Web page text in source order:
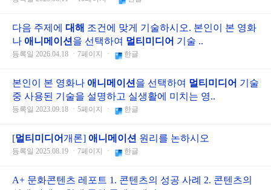
다음 주제에 대해 조건에 맞게 기술하시오. 본인이 본 영화
나 애니메이션 을 선택하여 멀티미디어 기술 ..
등록일 2026.04.18 ㆍ7페이지 ㆍ 한글
본인이 본 영화나 애니메이션 을 선택하여 멀티미디어 기술
중 사용된 기술을 설명하고 실생활에 미치는 영..
등록일 2023.09.18 ㆍ5페이지 ㆍ 한글
[멀티미디어개론] 애니메이션 원리를 논하시오
등록일 2025.08.19 ㆍ7페이지 ㆍ 한글
A+ 문화콘텐츠 레포트 1. 콘텐츠의 성공 사례 2. 콘텐츠의